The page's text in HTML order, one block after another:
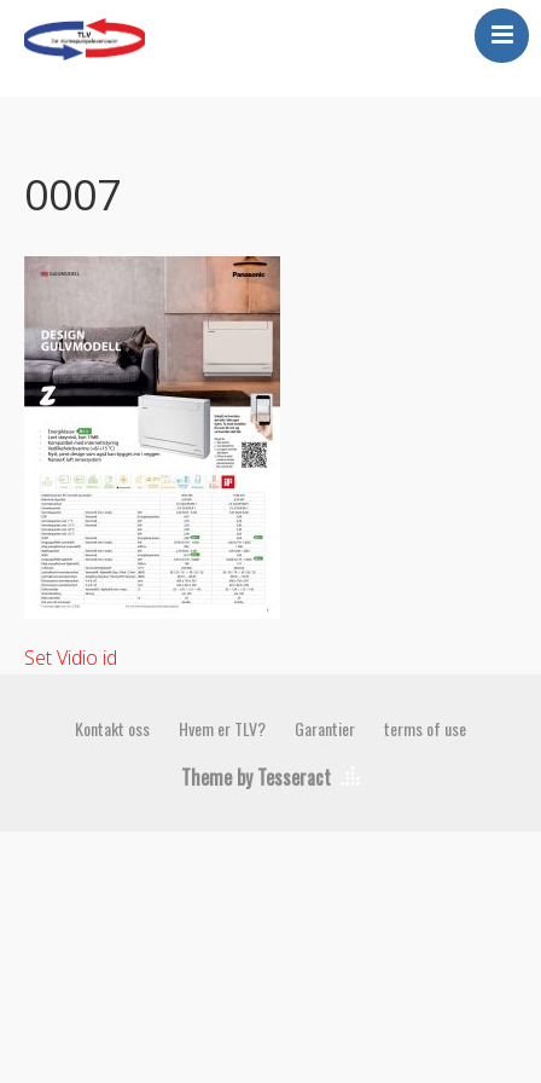
Kjølerom
Luftrenser
Tilbud
Vannbåren varmepumper
Store lokaler…se her!
Galeri-legger ut et lite
utdrag her
0007
Set Vidio id
Kontakt oss Hvem er TLV? Garantier terms of use
Theme by Tesseract